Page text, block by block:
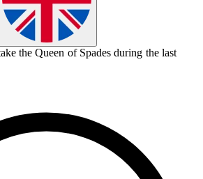
the Queen of Spades during the last